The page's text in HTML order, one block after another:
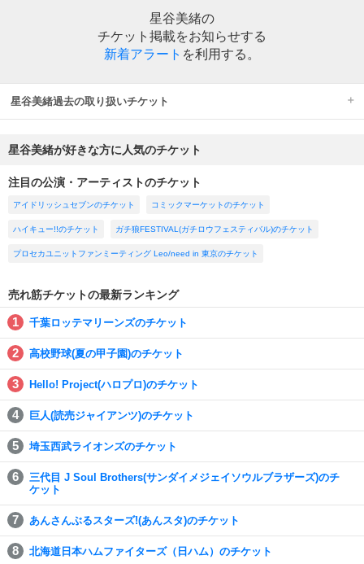
星谷美緒の
チケット掲載をお知らせする
新着アラート を利用する。
星谷美緒過去の取り扱いチケット
星谷美緒が好きな方に人気のチケット
注目の公演・アーティストのチケット
アイドリッシュセブンのチケット コミックマーケットのチケット
ハイキュー!!のチケット ガチ狼FESTIVAL(ガチロウフェスティバル)のチケット
プロセカユニットファンミーティング Leo/need in 東京のチケット
売れ筋チケットの最新ランキング
千葉ロッテマリーンズのチケット
高校野球(夏の甲子園)のチケット
Hello! Project(ハロプロ)のチケット
巨人(読売ジャイアンツ)のチケット
埼玉西武ライオンズのチケット
三代目 J Soul Brothers(サンダイメジェイソウルブラザーズ)のチ
ケット
あんさんぶるスターズ!(あんスタ)のチケット
北海道日本ハムファイターズ（日ハム）のチケット